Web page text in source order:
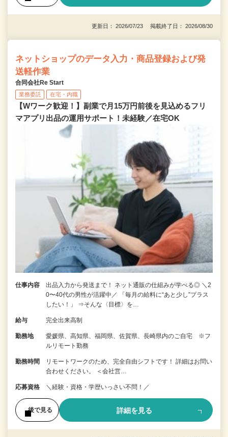
更新日： 2026/07/23 掲載終了日： 2026/08/30
ネットショップのデータ入力・商品登録および発
送軽作業
合同会社Re Start
業務委託 在宅・内職
【Wワーク歓迎！】副業で月15万円前後を見込めるフリ
マアプリ出品の運用サポート！未経験／在宅OK
仕事内容
出品入力から発送まで！ ネット通販の仕組みが学べる◎ ＼2
0〜40代の男性が活躍中／ 「毎月の給料に“あと少し”プラス
したい！」 ⇒そんな〈目標〉を…
給与 完全出来高制
勤務地
愛媛県、高知県、福岡県、佐賀県、長崎県内のご自宅 ※フ
ルリモート勤務
勤務時間
リモートワークのため、完全自由シフトです！ 詳細はお問い
合わせください。 ＜会社営…
応募資格 ＼経験・資格・学歴いっさい不問！／
後で見る 詳細を見る